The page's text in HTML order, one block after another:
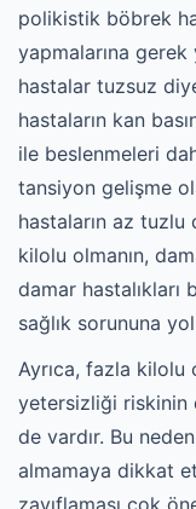
polikistik böbrek
yapmalarına
hastalar tuzsuz
hastaların kan
ile beslenmeleri
tansiyon gelişme
hastaların az tuzlu
kilolu olmanın,
damar hastalıkları
sağlık sorununa
Ayrıca, fazla kilolu
yetersizliği riskinin
de vardır. Bu
almamaya dikkat
zayıflaması çok